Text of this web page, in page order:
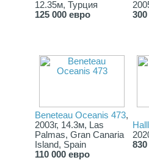
12.35м, Турция
125 000 евро
Beneteau Oceanis 473,
2003г, 14.3м, Las
Palmas, Gran Canaria
Island, Spain
110 000 евро